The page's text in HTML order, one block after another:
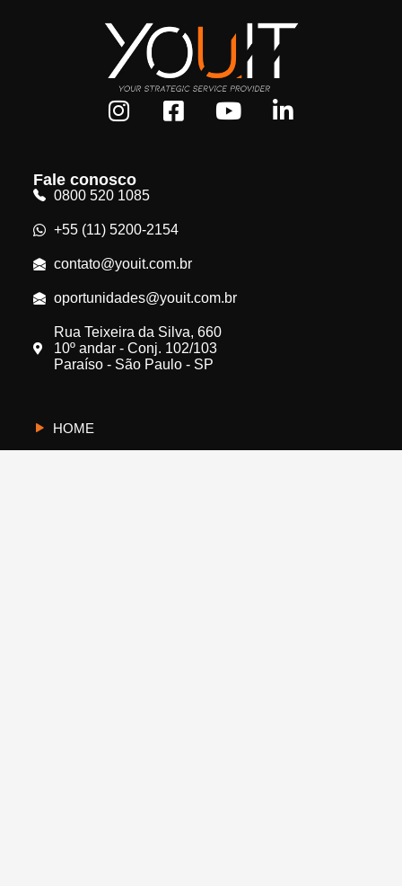
Fale conosco
0800 520 1085
+55 (11) 5200-2154
contato@youit.com.br
oportunidades@youit.com.br
Rua Teixeira da Silva, 660
10º andar - Conj. 102/103
Paraíso - São Paulo - SP
HOME